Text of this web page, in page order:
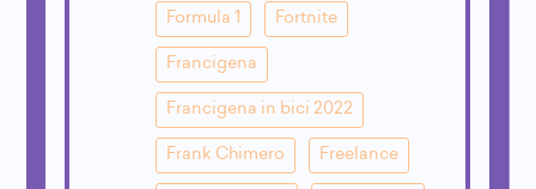
Formula 1 Fortnite
Francigena
Francigena in bici 2022
Frank Chimero Freelance